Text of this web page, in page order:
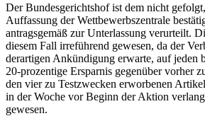
Der Bundesgerichtshof ist dem nicht
Auffassung der Wettbewerbszentrale
antragsgemäß zur Unterlassung verurteilt.
diesem Fall irreführend gewesen, da der
derartigen Ankündigung erwarte, auf jeden
20-prozentige Ersparnis gegenüber vorher
den vier zu Testzwecken erworbenen
in der Woche vor Beginn der Aktion
gewesen.